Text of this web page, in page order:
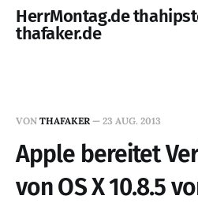
HerrMontag.de
thafaker.de
VON THAFAKER — 23 AUG. 2013
Apple bereitet
von OS X 10.8.5